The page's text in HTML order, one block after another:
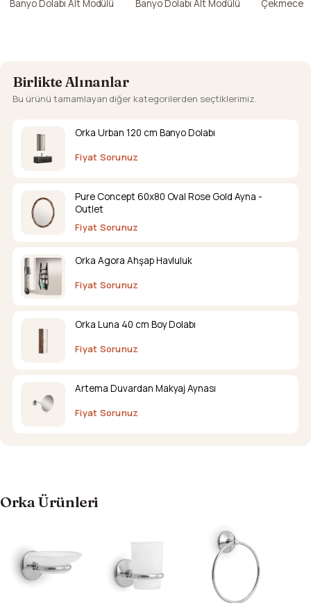
Banyo Dolabı Alt Modülü Banyo Dolabı Alt Modülü
Çekmece
Birlikte Alınanlar
Bu ürünü tamamlayan diğer kategorilerden seçtiklerimiz.
Orka Urban 120 cm Banyo Dolabı
Fiyat Sorunuz
Pure Concept 60x80 Oval Rose Gold Ayna -
Outlet
Fiyat Sorunuz
Orka Agora Ahşap Havluluk
Fiyat Sorunuz
Orka Luna 40 cm Boy Dolabı
Fiyat Sorunuz
Artema Duvardan Makyaj Aynası
Fiyat Sorunuz
Orka Ürünleri